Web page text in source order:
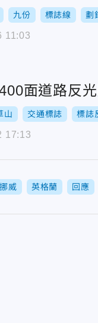
九份 標誌線 劃
11:03
面道路反
山 交通標誌 標誌
17:13
挪威 英格蘭 回應